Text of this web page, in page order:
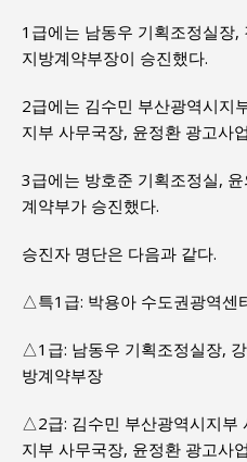
1급에는 남동우 기획조정실장,
지방계약부장이 승진했다.
2급에는 김수민 부산광역시지
지부 사무국장, 윤정환 광고사
3급에는 방호준 기획조정실,
계약부가 승진했다.
승진자 명단은 다음과 같다.
△특1급: 박용아 수도권광역센
△1급: 남동우 기획조정실장,
방계약부장
△2급: 김수민 부산광역시지부
지부 사무국장, 윤정환 광고사